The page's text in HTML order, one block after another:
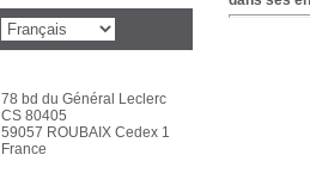
78 bd du Général Leclerc
CS 80405
59057 ROUBAIX Cedex 1
France